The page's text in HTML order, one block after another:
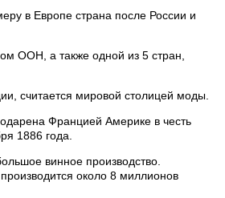
в Европе страна после России и
ООН, а также одной из 5 стран,
считается мировой столицей моды.
Францией Америке в честь
1886 года.
винное производство.
около 8 миллионов